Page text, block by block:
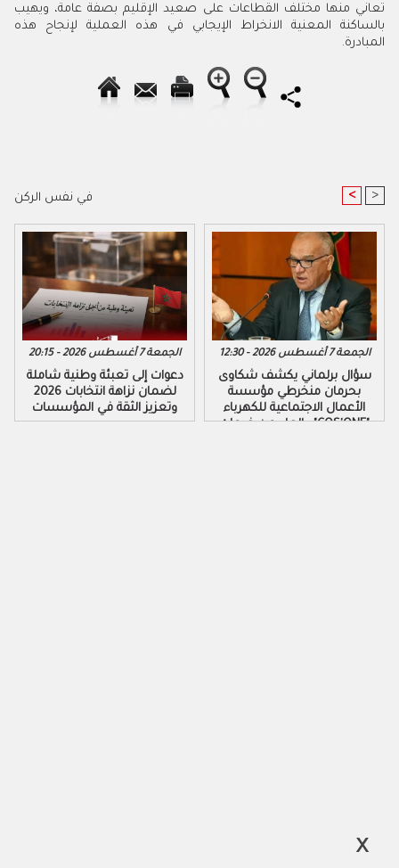
تعاني منها مختلف القطاعات على صعيد الإقليم بصفة عامة، ويهيب
بالساكنة المعنية الانخراط الإيجابي في هذه العملية لإنجاح هذه
المبادرة.
في نفس الركن < >
الجمعة 7 أغسطس 2026 - 20:15
دعوات إلى تعبئة وطنية شاملة
لضمان نزاهة انتخابات 2026
وتعزيز الثقة في المؤسسات
الجمعة 7 أغسطس 2026 - 12:30
سؤال برلماني يكشف شكاوى
بحرمان منخرطي مؤسسة
الأعمال الاجتماعية للكهرباء
والماء من خدمات "COS'ONE"